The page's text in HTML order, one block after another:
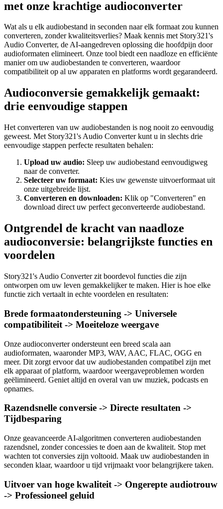
met onze krachtige audioconverter
Wat als u elk audiobestand in seconden naar elk formaat zou kunnen
converteren, zonder kwaliteitsverlies? Maak kennis met Story321's
Audio Converter, de AI-aangedreven oplossing die hoofdpijn door
audioformaten elimineert. Onze tool biedt een naadloze en efficiënte
manier om uw audiobestanden te converteren, waardoor
compatibiliteit op al uw apparaten en platforms wordt gegarandeerd.
Audioconversie gemakkelijk gemaakt:
drie eenvoudige stappen
Het converteren van uw audiobestanden is nog nooit zo eenvoudig
geweest. Met Story321's Audio Converter kunt u in slechts drie
eenvoudige stappen perfecte resultaten behalen:
Upload uw audio: Sleep uw audiobestand eenvoudigweg
naar de converter.
Selecteer uw formaat: Kies uw gewenste uitvoerformaat uit
onze uitgebreide lijst.
Converteren en downloaden: Klik op "Converteren" en
download direct uw perfect geconverteerde audiobestand.
Ontgrendel de kracht van naadloze
audioconversie: belangrijkste functies en
voordelen
Story321's Audio Converter zit boordevol functies die zijn
ontworpen om uw leven gemakkelijker te maken. Hier is hoe elke
functie zich vertaalt in echte voordelen en resultaten:
Brede formaatondersteuning -> Universele
compatibiliteit -> Moeiteloze weergave
Onze audioconverter ondersteunt een breed scala aan
audioformaten, waaronder MP3, WAV, AAC, FLAC, OGG en
meer. Dit zorgt ervoor dat uw audiobestanden compatibel zijn met
elk apparaat of platform, waardoor weergaveproblemen worden
geëlimineerd. Geniet altijd en overal van uw muziek, podcasts en
opnames.
Razendsnelle conversie -> Directe resultaten ->
Tijdbesparing
Onze geavanceerde AI-algoritmen converteren audiobestanden
razendsnel, zonder concessies te doen aan de kwaliteit. Stop met
wachten tot conversies zijn voltooid. Maak uw audiobestanden in
seconden klaar, waardoor u tijd vrijmaakt voor belangrijkere taken.
Uitvoer van hoge kwaliteit -> Ongerepte audiotrouw
-> Professioneel geluid